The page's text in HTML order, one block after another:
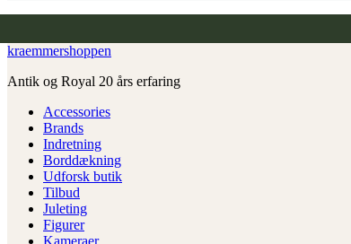
kraemmershoppen
Antik og Royal 20 års erfaring
Accessories
Brands
Indretning
Borddækning
Udforsk butik
Tilbud
Juleting
Figurer
Kameraer